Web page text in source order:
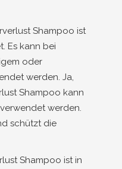
Shampoo ist
Es kann bei
oder
werden. Ja,
Shampoo kann
werden.
schützt die
Shampoo ist in